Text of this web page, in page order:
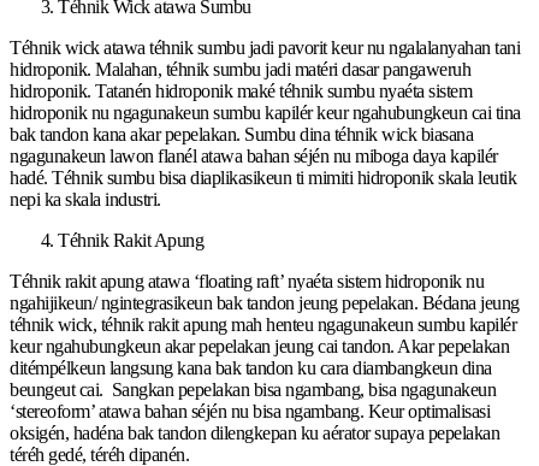
Téhnik Wick atawa Sumbu
Téhnik wick atawa téhnik sumbu jadi pavorit keur nu ngalalanyahan tani
hidroponik. Malahan, téhnik sumbu jadi matéri dasar pangaweruh
hidroponik. Tatanén hidroponik maké téhnik sumbu nyaéta sistem
hidroponik nu ngagunakeun sumbu kapilér keur ngahubungkeun cai tina
bak tandon kana akar pepelakan. Sumbu dina téhnik wick biasana
ngagunakeun lawon flanél atawa bahan séjén nu miboga daya kapilér
hadé. Téhnik sumbu bisa diaplikasikeun ti mimiti hidroponik skala leutik
nepi ka skala industri.
Téhnik Rakit Apung
Téhnik rakit apung atawa ‘floating raft’ nyaéta sistem hidroponik nu
ngahijikeun/ ngintegrasikeun bak tandon jeung pepelakan. Bédana jeung
téhnik wick, téhnik rakit apung mah henteu ngagunakeun sumbu kapilér
keur ngahubungkeun akar pepelakan jeung cai tandon. Akar pepelakan
ditémpélkeun langsung kana bak tandon ku cara diambangkeun dina
beungeut cai. Sangkan pepelakan bisa ngambang, bisa ngagunakeun
‘stereoform’ atawa bahan séjén nu bisa ngambang. Keur optimalisasi
oksigén, hadéna bak tandon dilengkepan ku aérator supaya pepelakan
téréh gedé, téréh dipanén.